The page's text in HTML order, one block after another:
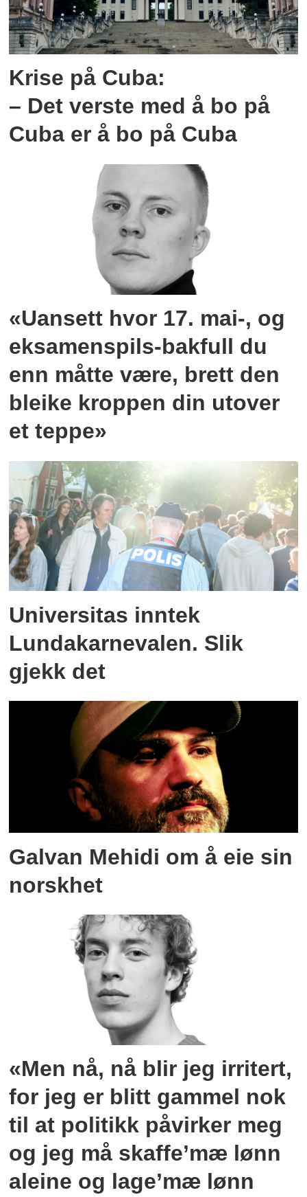
Krise på Cuba:
– Det verste med å bo på
Cuba er å bo på Cuba
«Uansett hvor 17. mai-, og
eksamenspils-bakfull du
enn måtte være, brett den
bleike kroppen din utover
et teppe»
Universitas inntek
Lundakarnevalen. Slik
gjekk det
Galvan Mehidi om å eie sin
norskhet
«Men nå, nå blir jeg irritert,
for jeg er blitt gammel nok
til at politikk påvirker meg
og jeg må skaffe’mæ lønn
aleine og lage’mæ lønn